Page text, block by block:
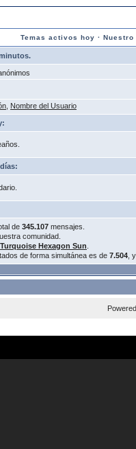
Temas activos hoy · Nuestro
Nombre del Usuario
de 345.107 mensajes.
comunidad.
Turquoise Hexagon Sun
de forma simultánea es de 7.504 ,